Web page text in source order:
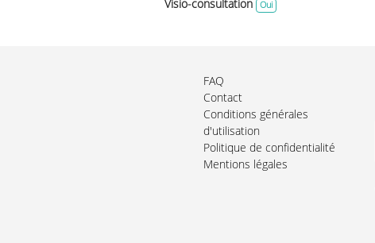
Visio-consultation Oui
FAQ
Contact
Conditions générales
d'utilisation
Politique de confidentialité
Mentions légales